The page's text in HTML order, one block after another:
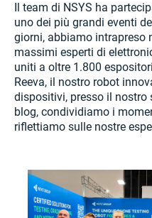
Il team di NSYS ha
uno dei più grandi eventi
giorni, abbiamo intrapreso
massimi esperti di
uniti a oltre 1.800
Reeva, il nostro robot
dispositivi, presso il nostro
blog, condividiamo i
riflettiamo sulle nostre